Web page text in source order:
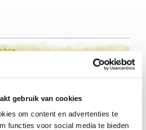
gebruik van cookies
om content en advertenties te
functies voor social media te bieden